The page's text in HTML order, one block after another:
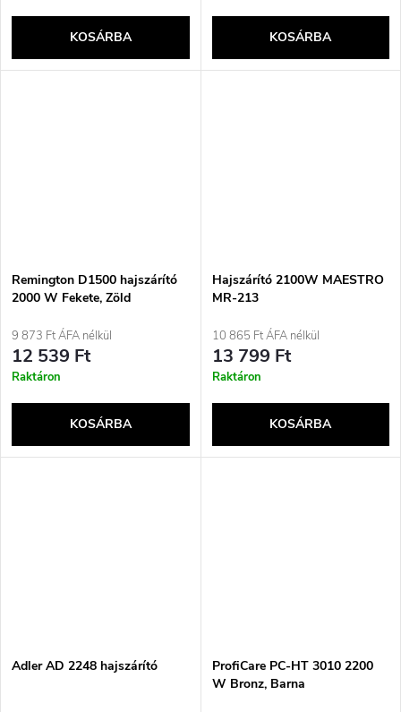
KOSÁRBA KOSÁRBA
Remington D1500 hajszárító
2000 W Fekete, Zöld
9 873 Ft ÁFA nélkül
12 539 Ft
Raktáron
KOSÁRBA
Hajszárító 2100W MAESTRO
MR-213
10 865 Ft ÁFA nélkül
13 799 Ft
Raktáron
KOSÁRBA
Adler AD 2248 hajszárító
ProfiCare PC-HT 3010 2200
W Bronz, Barna